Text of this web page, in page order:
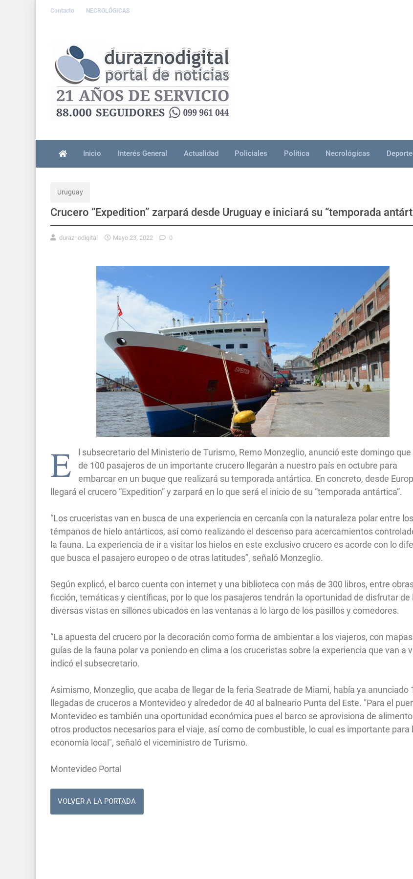
Contacto NECROLÓGICAS
Inicio Interés General Actualidad Policiales Política Necrológicas
Uruguay
Crucero “Expedition” zarpará desde Uruguay e iniciará su “temporada
duraznodigital Mayo 23, 2022 0
E
l subsecretario del Ministerio de Turismo, Remo Monzeglio, anunció este domingo
de 100 pasajeros de un importante crucero llegarán a nuestro país en octubre para
embarcar en un buque que realizará su temporada antártica. En concreto, desde
llegará el crucero “Expedition” y zarpará en lo que será el inicio de su “temporada antártica”.
“Los cruceristas van en busca de una experiencia en cercanía con la naturaleza polar entre los
témpanos de hielo antárticos, así como realizando el descenso para acercamientos
la fauna. La experiencia de ir a visitar los hielos en este exclusivo crucero es acorde con lo
que busca el pasajero europeo o de otras latitudes”, señaló Monzeglio.
Según explicó, el barco cuenta con internet y una biblioteca con más de 300 libros, entre
ficción, temáticas y científicas, por lo que los pasajeros tendrán la oportunidad de disfrutar de
diversas vistas en sillones ubicados en las ventanas a lo largo de los pasillos y comedores.
“La apuesta del crucero por la decoración como forma de ambientar a los viajeros, con
guías de la fauna polar va poniendo en clima a los cruceristas sobre la experiencia que van a
indicó el subsecretario.
Asimismo, Monzeglio, que acaba de llegar de la feria Seatrade de Miami, había ya anunciado
llegadas de cruceros a Montevideo y alrededor de 40 al balneario Punta del Este. "Para el
Montevideo es también una oportunidad económica pues el barco se aprovisiona de
otros productos necesarios para el viaje, así como de combustible, lo cual es importante para
economía local", señaló el viceministro de Turismo.
Montevideo Portal
VOLVER A LA PORTADA